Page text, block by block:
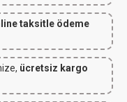
taksitle ödeme
ücretsiz kargo